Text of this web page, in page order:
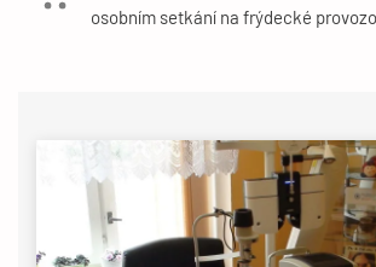
osobním setkání na frýdecké